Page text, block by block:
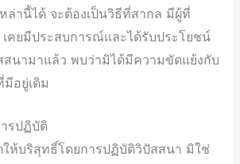
ล่านี้ได้ จะต้องเป็นวิธีที่สากล มีผู้ที่
คยมีประสบการณ์และได้รับประโยชน์
สนามาแล้ว พบว่ามิได้มีความขัดแย้งกับ
อยู่เดิม
รปฏิบัติ
ให้บริสุทธิ์โดยการปฏิบัติวิปัสสนา มิใช่